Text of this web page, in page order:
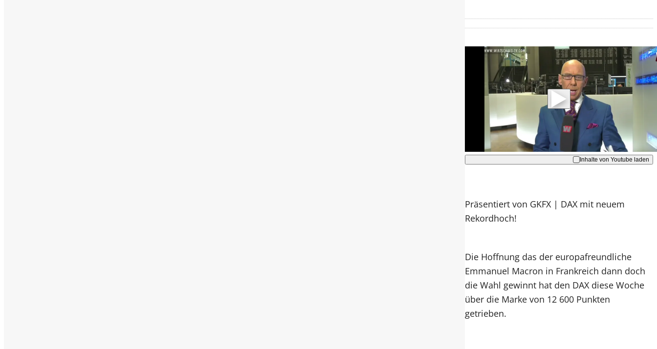
Mit der Wiedergabe dieses Videos
werden Daten an Youtube übertragen.
Hinweise dazu erhalten Sie in der
Datenschutzerklärung
Akzeptieren
Inhalte von Youtube laden
Präsentiert von GKFX | DAX mit neuem
Rekordhoch!
Die Hoffnung das der europafreundliche
Emmanuel Macron in Frankreich dann doch
die Wahl gewinnt hat den DAX diese Woche
über die Marke von 12 600 Punkten
getrieben.